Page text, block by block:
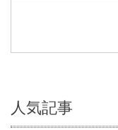
人気記事